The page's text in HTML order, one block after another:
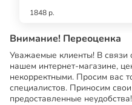
1848 р.
Внимание! Переоценка
Уважаемые клиенты! В связи
нашем интернет-магазине,
некорректными. Просим вас
специалистов. Приносим
предоставленные неудобства!